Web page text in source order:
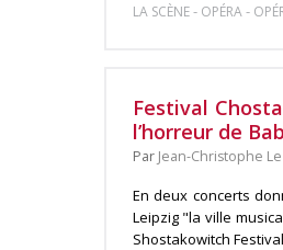
LA SCÈNE- OPÉRA-
Festival
l’horreur de
Par Jean-Christophe
En deux concerts
Leipzig "la ville
Shostakowitch